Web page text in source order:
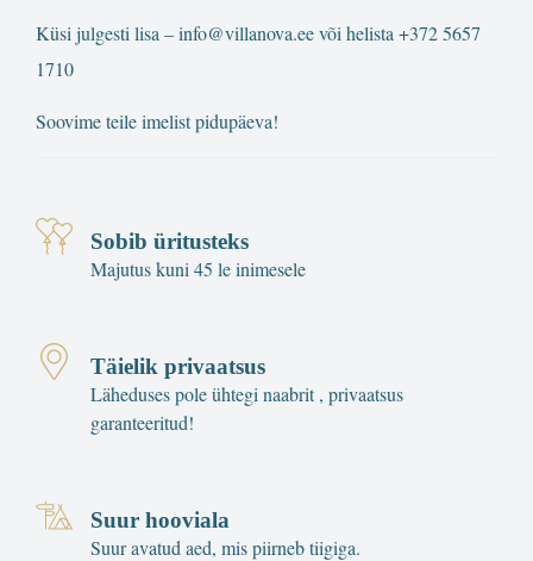
Küsi julgesti lisa –info@villanova.eevõi helista +372 5657
1710
Soovime teile imelist pidupäeva!
Sobib üritusteks
Majutus kuni 45 le inimesele
Täielik privaatsus
Läheduses pole ühtegi naabrit , privaatsus
garanteeritud!
Suur hooviala
Suur avatud aed, mis piirneb tiigiga.